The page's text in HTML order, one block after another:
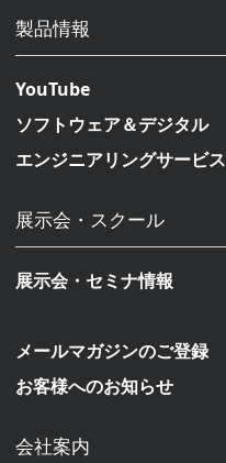
製品情報
YouTube
ソフトウェア＆デジタル
エンジニアリングサービス
展示会・スクール
展示会・セミナ情報
メールマガジンのご登録
お客様へのお知らせ
会社案内